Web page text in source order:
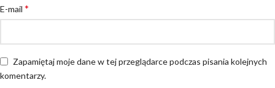
E-mail *
Zapamiętaj moje dane w tej przeglądarce podczas pisania kolejnych
komentarzy.